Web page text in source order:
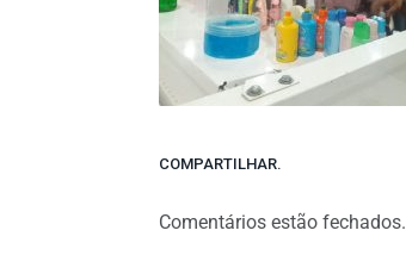
COMPARTILHAR.
Comentários estão fechados.